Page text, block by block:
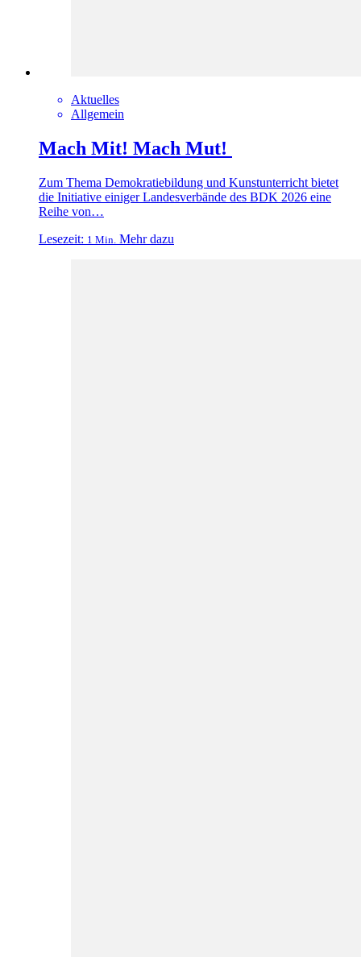
Aktuelles
Allgemein
Mach Mit! Mach Mut!
Zum Thema Demokratiebildung und Kunstunterricht bietet
die Initiative einiger Landesverbände des BDK 2026 eine
Reihe von…
Lesezeit: 1 Min. Mehr dazu